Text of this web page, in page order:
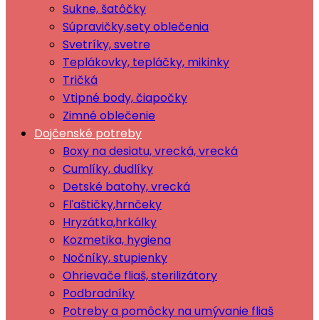
Sukne, šatôčky
Súpravičky,sety oblečenia
Svetríky, svetre
Teplákovky, tepláčky, mikinky
Tričká
Vtipné body, čiapočky
Zimné oblečenie
Dojčenské potreby
Boxy na desiatu, vrecká, vrecká
Cumlíky, dudlíky
Detské batohy, vrecká
Fľaštičky,hrnčeky
Hryzátka,hrkálky
Kozmetika, hygiena
Nočníky, stupienky
Ohrievače fliaš, sterilizátory
Podbradníky
Potreby a pomôcky na umývanie fliaš